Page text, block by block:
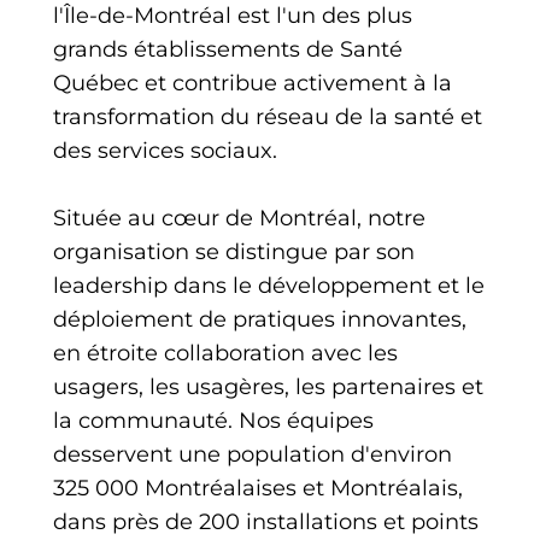
l'Île-de-Montréal est l'un des plus
grands établissements de Santé
Québec et contribue activement à la
transformation du réseau de la santé et
des services sociaux.
Située au cœur de Montréal, notre
organisation se distingue par son
leadership dans le développement et le
déploiement de pratiques innovantes,
en étroite collaboration avec les
usagers, les usagères, les partenaires et
la communauté. Nos équipes
desservent une population d'environ
325 000 Montréalaises et Montréalais,
dans près de 200 installations et points